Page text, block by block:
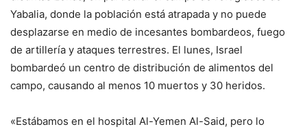
Yabalia, donde la población está atrapada y no puede
desplazarse en medio de incesantes bombardeos, fuego
de artillería y ataques terrestres. El lunes, Israel
bombardeó un centro de distribución de alimentos del
campo, causando al menos 10 muertos y 30 heridos.
«Estábamos en el hospital Al-Yemen Al-Said, pero lo